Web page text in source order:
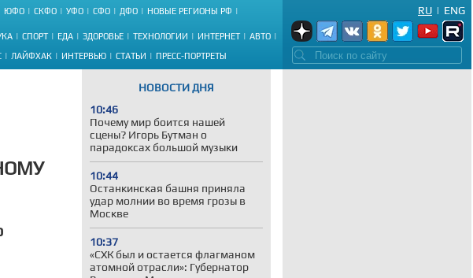
ЮФО СКФО УФО СФО ДФО НОВЫЕ РЕГИОНЫ РФ
СПОРТ ЕДА ЗДОРОВЬЕ ТЕХНОЛОГИИ ИНТЕРНЕТ АВТО
ЛАЙФХАК ИНТЕРВЬЮ СТАТЬИ ПРЕСС-ПОРТРЕТЫ
ENG
|
RU
НОВОСТИ ДНЯ
10:46
Почему мир боится нашей
сцены? Игорь Бутман о
парадоксах большой музыки
10:44
Останкинская башня приняла
удар молнии во время грозы в
Москве
10:37
«СХК был и остается флагманом
атомной отрасли»: Губернатор